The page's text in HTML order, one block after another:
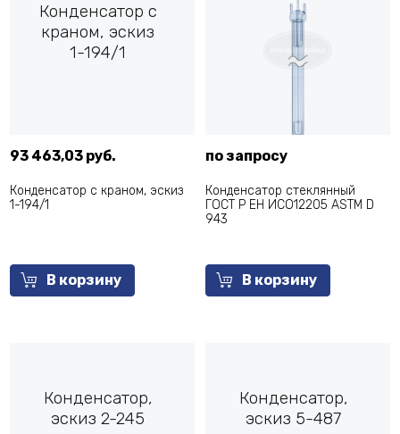
Конденсатор с
краном, эскиз
1-194/1
93 463,03 руб.
Конденсатор с краном, эскиз
1-194/1
В корзину
по запросу
Конденсатор стеклянный
ГОСТ Р ЕН ИСО12205 ASTM D
943
В корзину
Конденсатор,
эскиз 2-245
Конденсатор,
эскиз 5-487